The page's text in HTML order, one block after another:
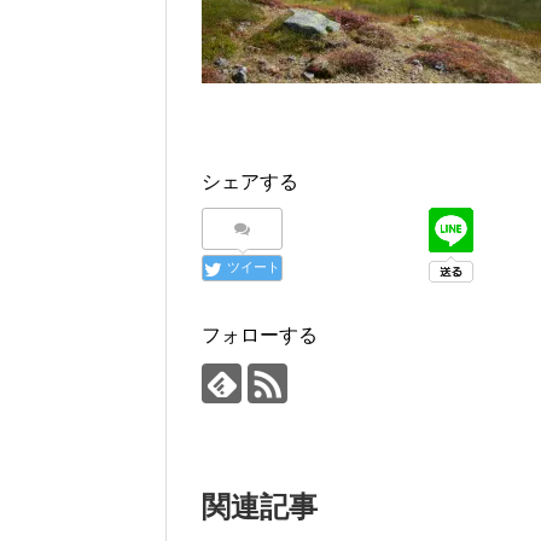
シェアする
ツイート
フォローする
関連記事